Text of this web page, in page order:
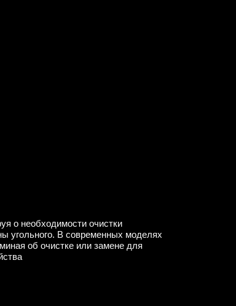
о необходимости очистки
угольного. В современных моделях
об очистке или замене для